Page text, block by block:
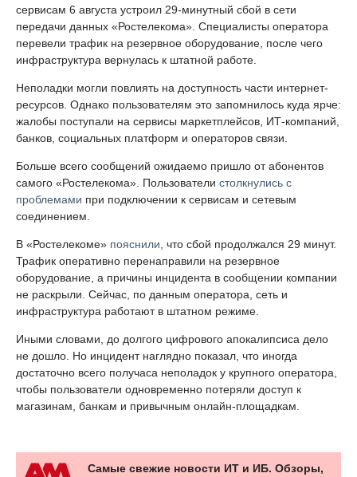
сервисам 6 августа устроил 29-минутный сбой в сети
передачи данных «Ростелекома». Специалисты оператора
перевели трафик на резервное оборудование, после чего
инфраструктура вернулась к штатной работе.
Неполадки могли повлиять на доступность части интернет-
ресурсов. Однако пользователям это запомнилось куда ярче:
жалобы поступали на сервисы маркетплейсов, ИТ-компаний,
банков, социальных платформ и операторов связи.
Больше всего сообщений ожидаемо пришло от абонентов
самого «Ростелекома». Пользователи столкнулись с
проблемами при подключении к сервисам и сетевым
соединением.
В «Ростелекоме» пояснили , что сбой продолжался 29 минут.
Трафик оперативно перенаправили на резервное
оборудование, а причины инцидента в сообщении компании
не раскрыли. Сейчас, по данным оператора, сеть и
инфраструктура работают в штатном режиме.
Иными словами, до долгого цифрового апокалипсиса дело
не дошло. Но инцидент наглядно показал, что иногда
достаточно всего получаса неполадок у крупного оператора,
чтобы пользователи одновременно потеряли доступ к
магазинам, банкам и привычным онлайн-площадкам.
Самые свежие новости ИТ и ИБ. Обзоры,